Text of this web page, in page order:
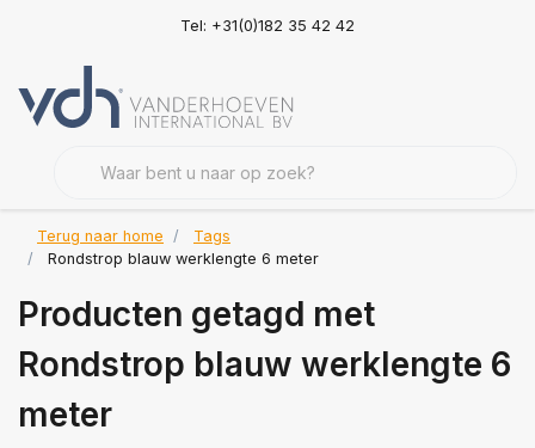
Tel: +31(0)182 35 42 42
Terug naar home
Tags
Rondstrop blauw werklengte 6 meter
Producten getagd met
Rondstrop blauw werklengte 6
meter